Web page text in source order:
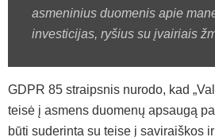
asmeninius duomenis apie
investicijas, ryšius su įvairiais
GDPR 85 straipsnis nurodo, kad
teisė į asmens duomenų apsaugą
būti suderinta su teise į saviraiškos